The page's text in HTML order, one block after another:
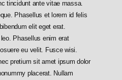
tincidunt ante vitae massa.
Phasellus et lorem id felis
elit eget erat.
Phasellus enim erat
eu velit. Fusce wisi.
pretium sit amet ipsum dolor
placerat. Nullam